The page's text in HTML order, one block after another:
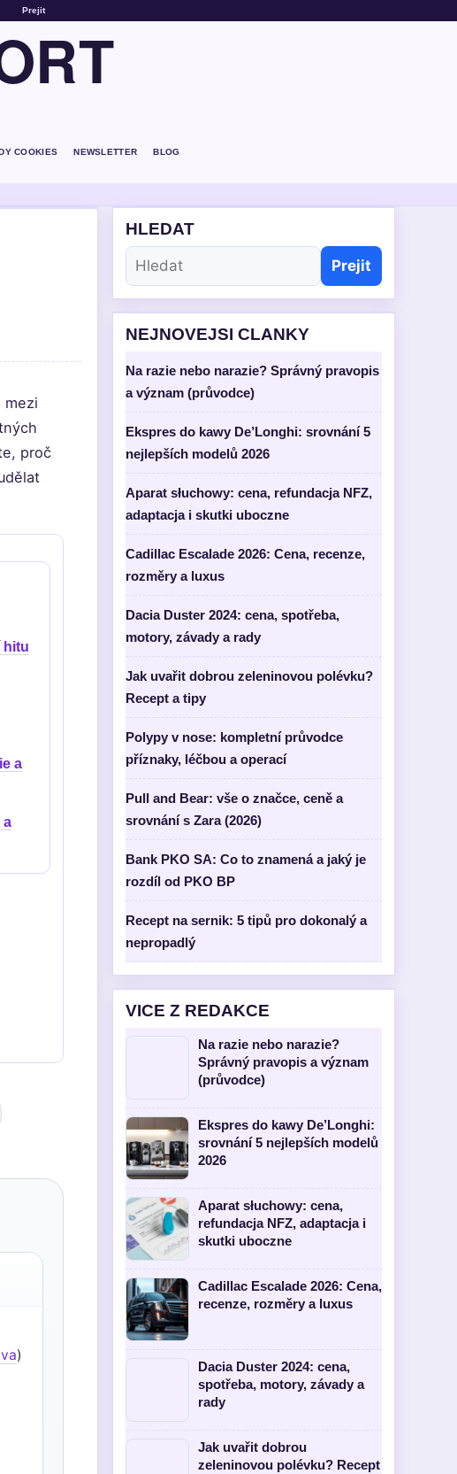
Prejit
COOKIES NEWSLETTER BLOG
mezi
proč
hitu
a
a
)
HLEDAT
Prejit
NEJNOVEJSI CLANKY
Na razie nebo narazie? Správný pravopis
a význam (průvodce)
Ekspres do kawy De’Longhi: srovnání 5
nejlepších modelů 2026
Aparat słuchowy: cena, refundacja NFZ,
adaptacja i skutki uboczne
Cadillac Escalade 2026: Cena, recenze,
rozměry a luxus
Dacia Duster 2024: cena, spotřeba,
motory, závady a rady
Jak uvařit dobrou zeleninovou polévku?
Recept a tipy
Polypy v nose: kompletní průvodce
příznaky, léčbou a operací
Pull and Bear: vše o značce, ceně a
srovnání s Zara (2026)
Bank PKO SA: Co to znamená a jaký je
rozdíl od PKO BP
Recept na sernik: 5 tipů pro dokonalý a
nepropadlý
VICE Z REDAKCE
Na razie nebo narazie?
Správný pravopis a význam
(průvodce)
Ekspres do kawy De’Longhi:
srovnání 5 nejlepších modelů
2026
Aparat słuchowy: cena,
refundacja NFZ, adaptacja i
skutki uboczne
Cadillac Escalade 2026: Cena,
recenze, rozměry a luxus
Dacia Duster 2024: cena,
spotřeba, motory, závady a
rady
Jak uvařit dobrou
zeleninovou polévku? Recept